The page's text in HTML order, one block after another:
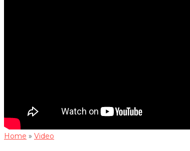
Home » Video